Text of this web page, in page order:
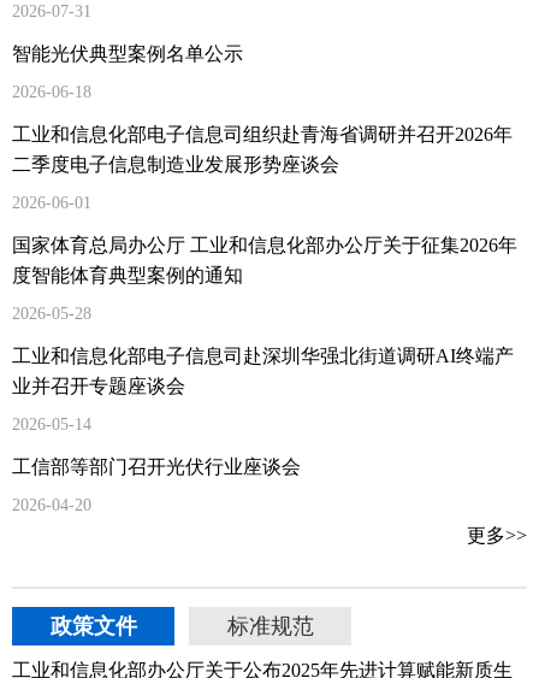
更多>>
2026-07-31
智能光伏典型案例名单公示
2026-06-18
工业和信息化部电子信息司组织赴青海省调研并召开2026年
二季度电子信息制造业发展形势座谈会
2026-06-01
国家体育总局办公厅 工业和信息化部办公厅关于征集2026年
度智能体育典型案例的通知
2026-05-28
工业和信息化部电子信息司赴深圳华强北街道调研AI终端产
业并召开专题座谈会
2026-05-14
工信部等部门召开光伏行业座谈会
2026-04-20
政策文件 标准规范
工业和信息化部办公厅关于公布2025年先进计算赋能新质生